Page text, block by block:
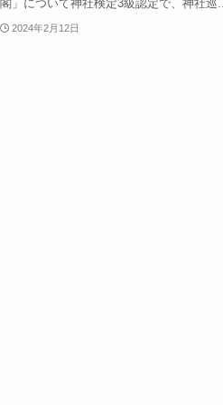
閣」について神社検定3級認定で、神社巡...
2024年2月12日